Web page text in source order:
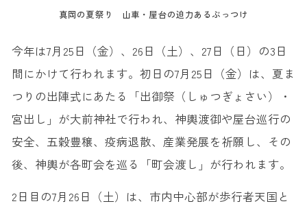
真岡の夏祭り 山車・屋台の迫力あるぶっつけ
今年は7月25日（金）、26日（土）、27日（日）の3日
間にかけて行われます。初日の7月25日（金）は、夏ま
つりの出陣式にあたる「出御祭（しゅつぎょさい）・
宮出し」が大前神社で行われ、神輿渡御や屋台巡行の
安全、五穀豊穣、疫病退散、産業発展を祈願し、その
後、神輿が各町会を巡る「町会渡し」が行われます。
2日目の7月26日（土）は、市内中心部が歩行者天国と